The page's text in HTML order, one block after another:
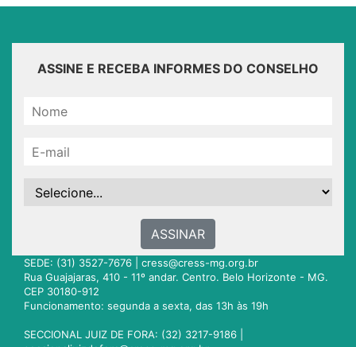
ASSINE E RECEBA INFORMES DO CONSELHO
ASSINAR
SEDE: (31) 3527-7676 | cress@cress-mg.org.br
Rua Guajajaras, 410 - 11º andar. Centro. Belo Horizonte - MG.
CEP 30180-912
Funcionamento: segunda a sexta, das 13h às 19h
SECCIONAL JUIZ DE FORA: (32) 3217-9186 |